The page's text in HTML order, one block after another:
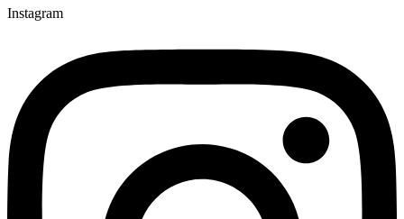
Instagram